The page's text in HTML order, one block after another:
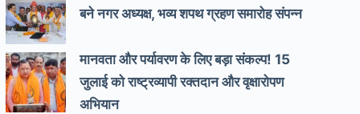
बने नगर अध्यक्ष, भव्य शपथ ग्रहण समारोह संपन्न
मानवता और पर्यावरण के लिए बड़ा संकल्प! 15
जुलाई को राष्ट्रव्यापी रक्तदान और वृक्षारोपण
अभियान